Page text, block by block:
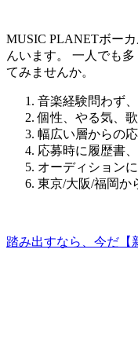
MUSIC PLANETボー
んいます。 一人でも多
てみませんか。
音楽経験問わず
個性、やる気、
幅広い層からの
応募時に履歴書
オーディション
東京/大阪/福岡か
踏み出すなら、今だ【